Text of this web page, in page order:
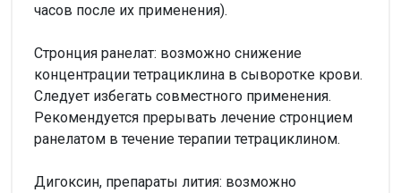
часов после их применения).
Стронция ранелат: возможно снижение
концентрации тетрациклина в сыворотке крови.
Следует избегать совместного применения.
Рекомендуется прерывать лечение стронцием
ранелатом в течение терапии тетрациклином.
Дигоксин, препараты лития: возможно